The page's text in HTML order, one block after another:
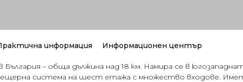
информация Информационен център
България – обща дължина над 18 км. Намира се в
система на шест етажа с множество входове.